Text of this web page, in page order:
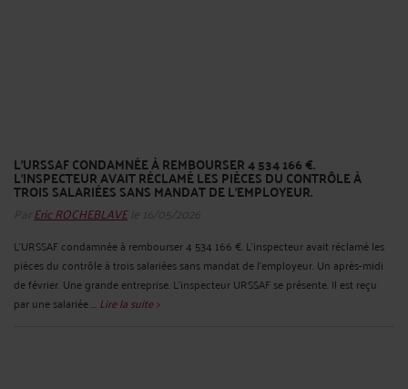
L'URSSAF CONDAMNÉE À REMBOURSER 4 534 166 €.
L'INSPECTEUR AVAIT RÉCLAMÉ LES PIÈCES DU CONTRÔLE À
TROIS SALARIÉES SANS MANDAT DE L'EMPLOYEUR.
Par Eric ROCHEBLAVEle 16/05/2026
L'URSSAF condamnée à rembourser 4 534 166 €. L'inspecteur avait réclamé les
pièces du contrôle à trois salariées sans mandat de l'employeur. Un après-midi
de février. Une grande entreprise. L'inspecteur URSSAF se présente. Il est reçu
par une salariée ... Lire la suite >